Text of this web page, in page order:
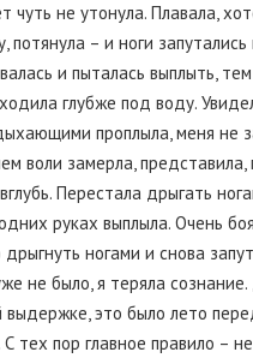
чуть не утонула. Плавала,
потянула – и ноги запутались
и пыталась выплыть,
глубже под воду.
проплыла, меня не
воли замерла, представила,
Перестала дрыгать
руках выплыла. Очень
ногами и снова
не было, я теряла
это было лето
С тех пор главное правило – не